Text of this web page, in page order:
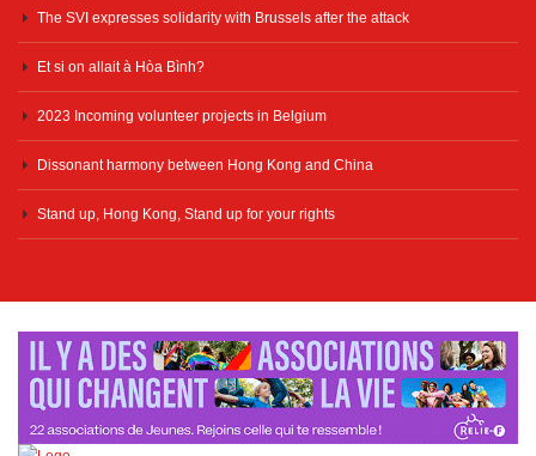
The SVI expresses solidarity with Brussels after the attack
Et si on allait à Hòa Bình?
2023 Incoming volunteer projects in Belgium
Dissonant harmony between Hong Kong and China
Stand up, Hong Kong, Stand up for your rights